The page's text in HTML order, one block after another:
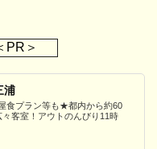
PR＞
浦
食プラン等も★都内から約60
客室！アウトのんびり11時